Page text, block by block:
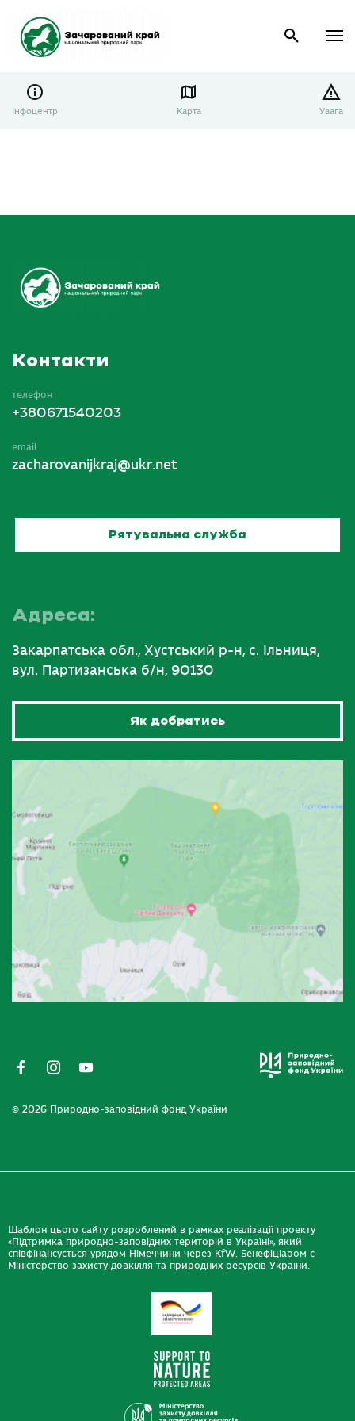
Інфоцентр Карта Увага
Контакти
телефон
+380671540203
email
zacharovanijkraj@ukr.net
Рятувальна служба
Адреса:
Закарпатська обл., Хустський р-н, с. Ільниця,
вул. Партизанська б/н, 90130
Як добратись
© 2026 Природно-заповідний фонд України
Шаблон цього сайту розроблений в рамках реалізації проекту
«Підтримка природно-заповідних територій в Україні», який
співфінансується урядом Німеччини через KfW. Бенефіціаром є
Міністерство захисту довкілля та природних ресурсів України.